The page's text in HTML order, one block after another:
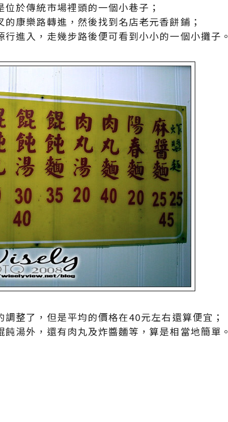
於傳統市場裡頭的一個小巷子；
康樂路轉進，然後找到名店老元香餅鋪；
進入，走幾步路後便可看到小小的一個小攤子。
整了，但是平均的價格在40元左右還算便宜；
湯外，還有肉丸及炸醬麵等，算是相當地簡單。